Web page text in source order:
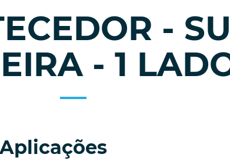
-
- 1
Aplicações